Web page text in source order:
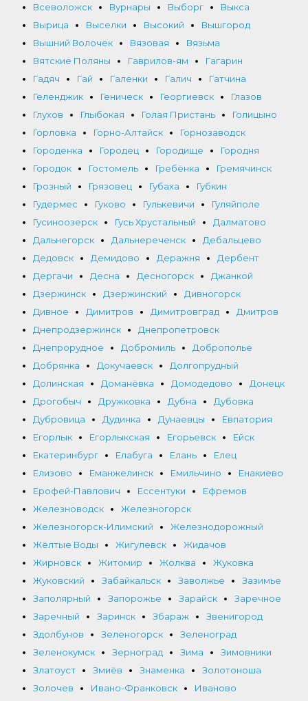
Всеволожск
Вурнары Выборг
Выкса
Вырица
Выселки Высокий
Вышгород
Вышний Волочек
Вязовая
Вязьма
Вятские Поляны
Гаврилов-ям
Гагарин
Гадяч
Гай Галенки Галич
Гатчина
Геленджик
Геническ Георгиевск
Глазов
Глухов
Глыбокая Голая Пристань
Голицыно
Горловка
Горно-Алтайск
Горнозаводск
Городенка
Городец Городище
Городня
Городок
Гостомель Гребёнка
Гремячинск
Грозный
Грязовец Губаха
Губкин
Гудермес
Гуково Гулькевичи
Гуляйполе
Гусиноозерск
Гусь Хрустальный
Далматово
Дальнегорск
Дальнереченск
Дебальцево
Дедовск
Демидово Деражня
Дербент
Дергачи
Десна Десногорск
Джанкой
Дзержинск
Дзержинский
Дивногорск
Дивное
Димитров Димитровград
Дмитров
Днепродзержинск
Днепропетровск
Днепрорудное
Добромиль
Доброполье
Добрянка
Докучаевск
Долгопрудный
Долинская
Доманёвка Домодедово
Донецк
Дрогобыч
Дружковка Дубна
Дубовка
Дубровица
Дудинка Дунаевцы
Евпатория
Егорлык
Егорлыкская Егорьевск
Ейск
Екатеринбург
Елабуга Елань
Елец
Елизово
Еманжелинск Емильчино
Енакиево
Ерофей-Павлович
Ессентуки
Ефремов
Железноводск
Железногорск
Железногорск-Илимский
Железнодорожный
Жёлтые Воды
Жигулевск
Жидачов
Жирновск
Житомир Жолква
Жуковка
Жуковский
Забайкальск Заволжье
Зазимье
Заполярный
Запорожье Зарайск
Заречное
Заречный
Заринск Збараж
Звенигород
Здолбунов
Зеленогорск
Зеленоград
Зеленокумск
Зерноград Зима
Зимовники
Златоуст
Змиёв Знаменка
Золотоноша
Золочев
Ивано-Франковск
Иваново